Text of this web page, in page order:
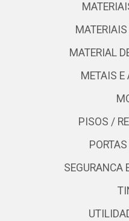
MATERIAL
METAIS E
PISOS /
SEGURANCA